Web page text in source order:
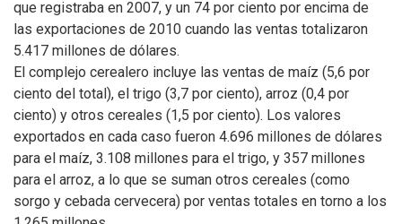
que registraba en 2007, y un 74 por ciento por encima de
las exportaciones de 2010 cuando las ventas totalizaron
5.417 millones de dólares.
El complejo cerealero incluye las ventas de maíz (5,6 por
ciento del total), el trigo (3,7 por ciento), arroz (0,4 por
ciento) y otros cereales (1,5 por ciento). Los valores
exportados en cada caso fueron 4.696 millones de dólares
para el maíz, 3.108 millones para el trigo, y 357 millones
para el arroz, a lo que se suman otros cereales (como
sorgo y cebada cervecera) por ventas totales en torno a los